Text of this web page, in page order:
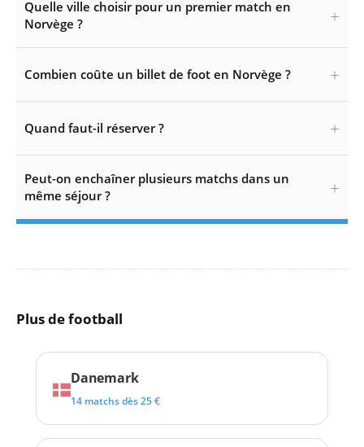
Quelle ville choisir pour un premier match en
Norvège ?
Combien coûte un billet de foot en Norvège ?
Quand faut-il réserver ?
Peut-on enchaîner plusieurs matchs dans un
même séjour ?
Plus de football
Danemark
14 matchs dès 25 €